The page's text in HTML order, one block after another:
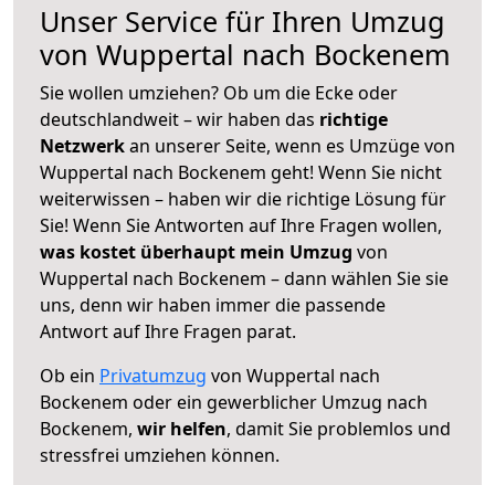
Unser Service für Ihren Umzug
von Wuppertal nach Bockenem
Sie wollen umziehen? Ob um die Ecke oder
deutschlandweit – wir haben das richtige
Netzwerkan unserer Seite, wenn es Umzüge von
Wuppertal nach Bockenem geht! Wenn Sie nicht
weiterwissen – haben wir die richtige Lösung für
Sie! Wenn Sie Antworten auf Ihre Fragen wollen,
was kostet überhaupt mein Umzug von
Wuppertal nach Bockenem – dann wählen Sie sie
uns, denn wir haben immer die passende
Antwort auf Ihre Fragen parat.
Ob ein Privatumzug von Wuppertal nach
Bockenem oder ein gewerblicher Umzug nach
Bockenem, wir helfen, damit Sie problemlos und
stressfrei umziehen können.